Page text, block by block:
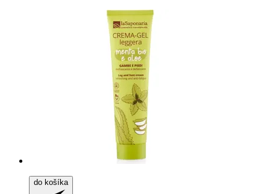
do košíka